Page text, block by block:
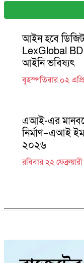
আইন হবে
LexGlobal BD
আইনি ভবিষ্যৎ
বৃহস্পতিবার ০২
এআই-এর
নির্মাণ–এআই
২০২৬
রবিবার ২২